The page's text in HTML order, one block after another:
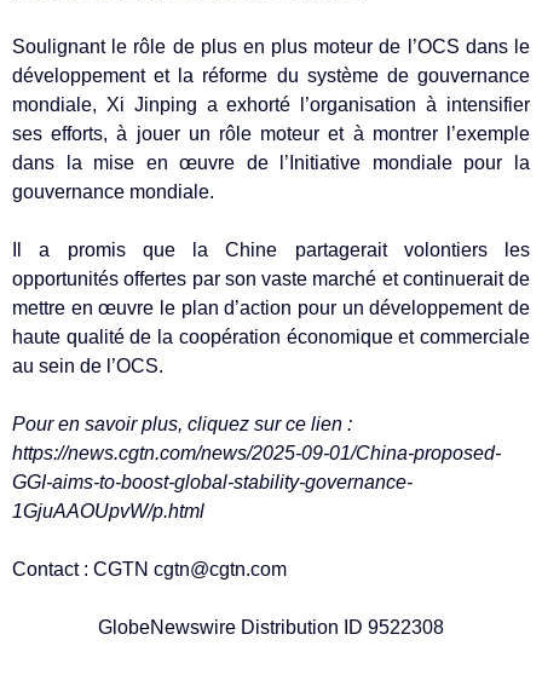
Soulignant le rôle de plus en plus moteur de l’OCS dans le
développement et la réforme du système de gouvernance
mondiale, Xi Jinping a exhorté l’organisation à intensifier
ses efforts, à jouer un rôle moteur et à montrer l’exemple
dans la mise en œuvre de l’Initiative mondiale pour la
gouvernance mondiale.
Il a promis que la Chine partagerait volontiers les
opportunités offertes par son vaste marché et continuerait de
mettre en œuvre le plan d’action pour un développement de
haute qualité de la coopération économique et commerciale
au sein de l’OCS.
Pour en savoir plus, cliquez sur ce lien :
https://news.cgtn.com/news/2025-09-01/China-proposed-
GGI-aims-to-boost-global-stability-governance-
1GjuAAOUpvW/p.html
Contact : CGTN cgtn@cgtn.com
GlobeNewswire Distribution ID 9522308